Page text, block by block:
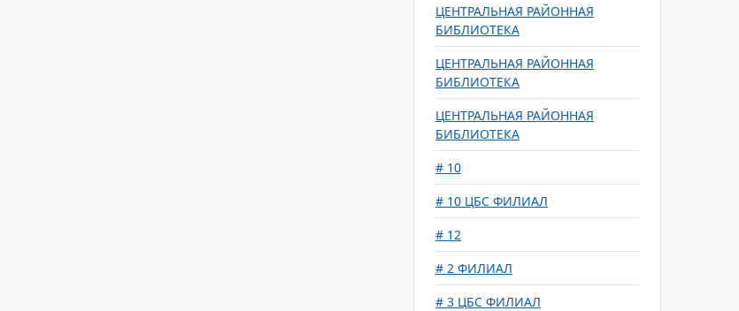
ЦЕНТРАЛЬНАЯ РАЙОННАЯ
БИБЛИОТЕКА
ЦЕНТРАЛЬНАЯ РАЙОННАЯ
БИБЛИОТЕКА
ЦЕНТРАЛЬНАЯ РАЙОННАЯ
БИБЛИОТЕКА
# 10
# 10 ЦБС ФИЛИАЛ
# 12
# 2 ФИЛИАЛ
# 3 ЦБС ФИЛИАЛ